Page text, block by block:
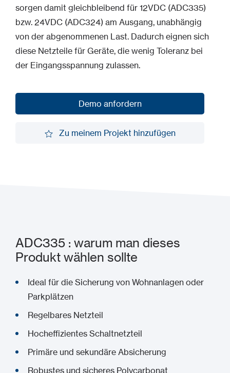
sorgen damit gleichbleibend für 12VDC (ADC335)
bzw. 24VDC (ADC324) am Ausgang, unabhängig
von der abgenommenen Last. Dadurch eignen sich
diese Netzteile für Geräte, die wenig Toleranz bei
der Eingangsspannung zulassen.
Demo anfordern
Zu meinem Projekt hinzufügen
ADC335 : warum man dieses
Produkt wählen sollte
Ideal für die Sicherung von Wohnanlagen oder
Parkplätzen
Regelbares Netzteil
Hocheffizientes Schaltnetzteil
Primäre und sekundäre Absicherung
Robustes und sicheres Polycarbonat